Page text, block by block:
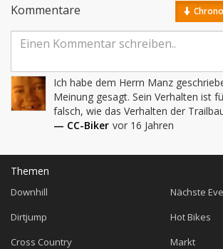
Kommentare
Ich habe dem Herrn Manz
Meinung gesagt. Sein Verhalten ist
falsch, wie das Verhalten der
— CC-Biker vor 16 Jahren
Themen
Downhill
Dirtjump
Cross Country
Nächste
Hot Bikes
Markt